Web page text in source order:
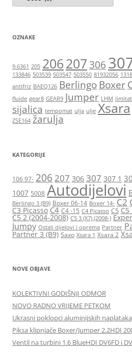
OZNAKE
9.6361 205 206207 306
133846 503539 503547 503550 81932056
antifriz BAEQ126 Berlingo Boxer
fluide gear8 GEAR9 Jumper LHM
sijalica tempomat ulja ulje Xsara
ZSE164 žarulja
KATEGORIJE
106 97- 206 207 306 307 307 1
1007 5008 Autodijelovi
Berlingo 3 (B9) Boxer 06-14 Boxer 14- C2
C3 Picasso C4 C4 -15 C4 Picasso C5
C5 2 (2004-2008) C5 3 (X7) (2008-)
Jumpy Ostali dijelovi i oprema Partner
Partner 3 (B9) Saxo Xsara 1 Xsara 2
NOVE OBJAVE
KOLEKTIVNI GODIŠNJI ODMOR
NOVO RADNO VRIJEME PETKOM
Ukrasni poklopci aluminijskih
Piksa klipnjače Boxer/Jumper 2.2HDI
Ventil na turbini 1.6 BlueHDI DV6FD i